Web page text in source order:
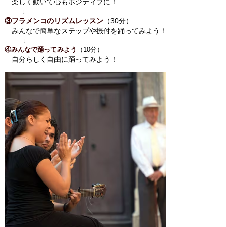
楽しく動いて心もポジティブに！
↓
③フラメンコのリズムレッスン（30分）
みんなで簡単なステップや振付を踊ってみよう！
↓
④みんなで踊ってみよう
（10分）
自分らしく自由に踊ってみよう！